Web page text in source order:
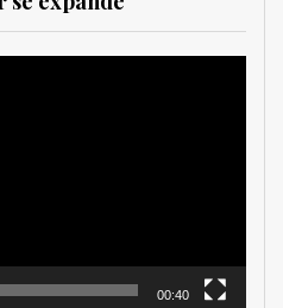
00:40